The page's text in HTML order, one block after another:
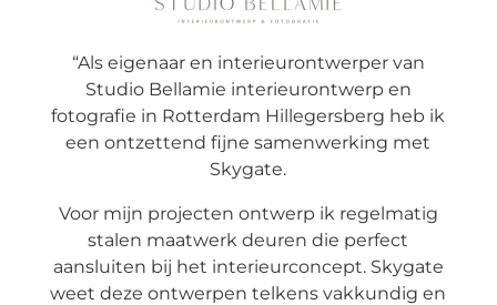
“Als eigenaar en interieurontwerper van
Studio Bellamie interieurontwerp en
fotografie in Rotterdam Hillegersberg heb ik
een ontzettend fijne samenwerking met
Skygate.
Voor mijn projecten ontwerp ik regelmatig
stalen maatwerk deuren die perfect
aansluiten bij het interieurconcept. Skygate
weet deze ontwerpen telkens vakkundig en